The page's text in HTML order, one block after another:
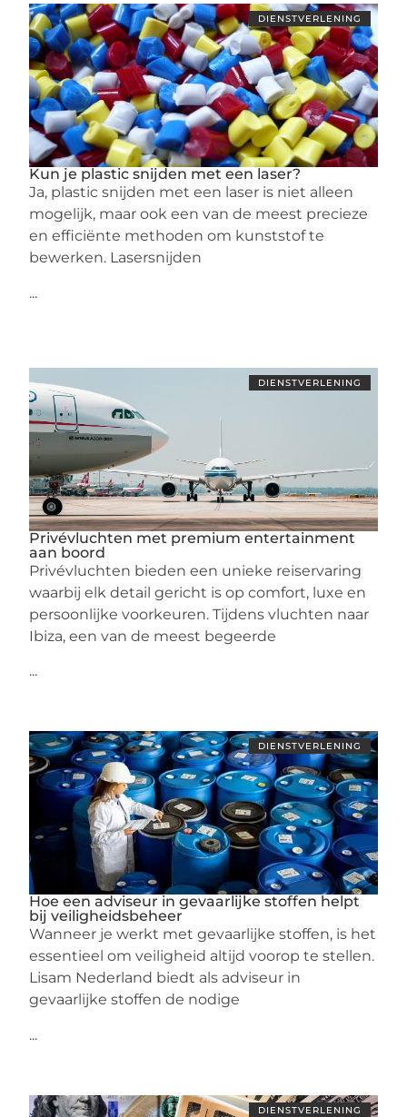
DIENSTVERLENING
Kun je plastic snijden met een laser?
Ja, plastic snijden met een laser is niet alleen
mogelijk, maar ook een van de meest precieze
en efficiënte methoden om kunststof te
bewerken. Lasersnijden
...
DIENSTVERLENING
Privévluchten met premium entertainment
aan boord
Privévluchten bieden een unieke reiservaring
waarbij elk detail gericht is op comfort, luxe en
persoonlijke voorkeuren. Tijdens vluchten naar
Ibiza, een van de meest begeerde
...
DIENSTVERLENING
Hoe een adviseur in gevaarlijke stoffen helpt
bij veiligheidsbeheer
Wanneer je werkt met gevaarlijke stoffen, is het
essentieel om veiligheid altijd voorop te stellen.
Lisam Nederland biedt als adviseur in
gevaarlijke stoffen de nodige
...
DIENSTVERLENING